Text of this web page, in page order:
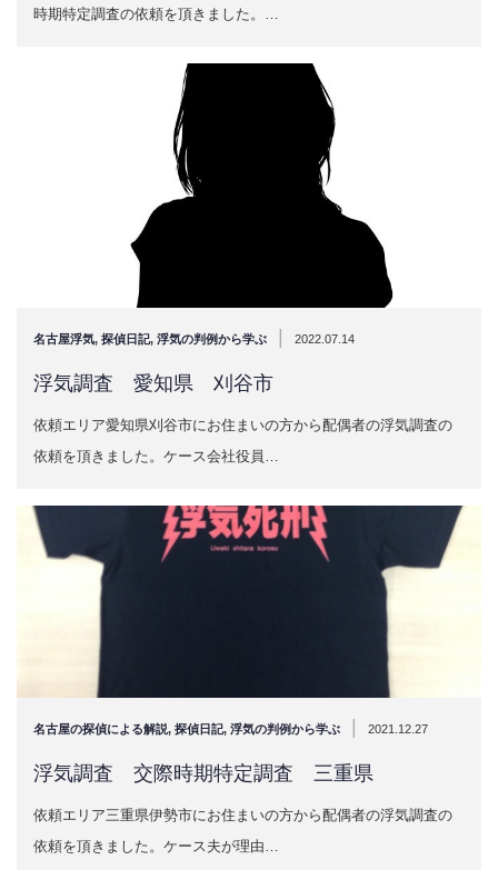
時期特定調査の依頼を頂きました。…
名古屋浮気, 探偵日記, 浮気の判例から学ぶ 2022.07.14
浮気調査 愛知県 刈谷市
依頼エリア愛知県刈谷市にお住まいの方から配偶者の浮気調査の
依頼を頂きました。ケース会社役員…
名古屋の探偵による解説, 探偵日記, 浮気の判例から学ぶ 2021.12.27
浮気調査 交際時期特定調査 三重県
依頼エリア三重県伊勢市にお住まいの方から配偶者の浮気調査の
依頼を頂きました。ケース夫が理由…